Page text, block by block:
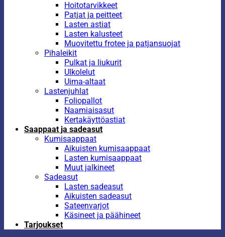
Hoitotarvikkeet
Patjat ja peitteet
Lasten astiat
Lasten kalusteet
Muovitettu frotee ja patjansuojat
Pihaleikit
Pulkat ja liukurit
Ulkolelut
Uima-altaat
Lastenjuhlat
Foliopallot
Naamiaisasut
Kertakäyttöastiat
Saappaat ja sadeasut
Kumisaappaat
Aikuisten kumisaappaat
Lasten kumisaappaat
Muut jalkineet
Sadeasut
Lasten sadeasut
Aikuisten sadeasut
Sateenvarjot
Käsineet ja päähineet
Tarjoukset